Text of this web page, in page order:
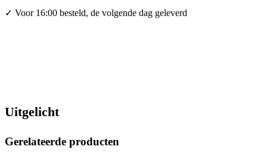
✓ Voor 16:00 besteld, de volgende dag geleverd
Uitgelicht
Gerelateerde producten